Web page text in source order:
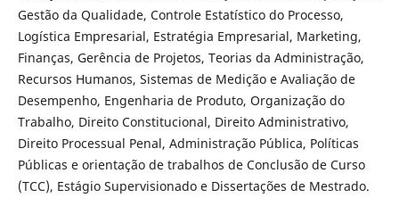
Gestão da Qualidade, Controle Estatístico do Processo,
Logística Empresarial, Estratégia Empresarial, Marketing,
Finanças, Gerência de Projetos, Teorias da Administração,
Recursos Humanos, Sistemas de Medição e Avaliação de
Desempenho, Engenharia de Produto, Organização do
Trabalho, Direito Constitucional, Direito Administrativo,
Direito Processual Penal, Administração Pública, Políticas
Públicas e orientação de trabalhos de Conclusão de Curso
(TCC), Estágio Supervisionado e Dissertações de Mestrado.